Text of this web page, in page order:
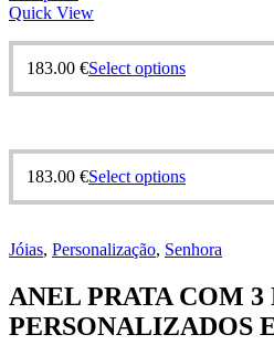
Quick View
183.00 €Select optionsThis
variants.
options
may
chosen
the
product
page
183.00 €Select optionsThis
variants.
options
may
be
Jóias, Personalização, Senhora
ANEL PRATA COM 3
PERSONALIZADOS